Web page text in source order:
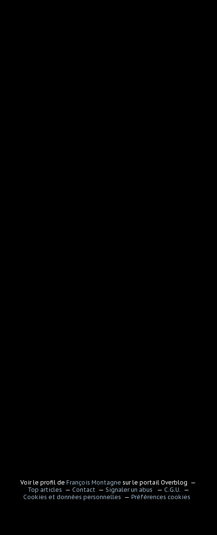
Voir le profil deFrançois Montagne sur le portail Overblog
Top articles
Contact Signaler un abus
C.G.U.
Cookies et données personnelles
Préférences cookies